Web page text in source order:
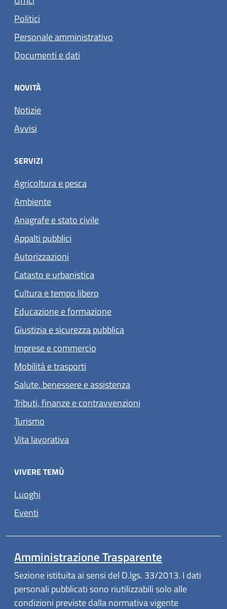
Politici
Personale amministrativo
Documenti e dati
NOVITÀ
Notizie
Avvisi
SERVIZI
Agricoltura e pesca
Ambiente
Anagrafe e stato civile
Appalti pubblici
Autorizzazioni
Catasto e urbanistica
Cultura e tempo libero
Educazione e formazione
Giustizia e sicurezza pubblica
Imprese e commercio
Mobilità e trasporti
Salute, benessere e assistenza
Tributi, finanze e contravvenzioni
Turismo
Vita lavorativa
VIVERE TEMÙ
Luoghi
Eventi
Amministrazione Trasparente
Sezione istituita ai sensi del D.lgs. 33/2013. I dati
personali pubblicati sono riutilizzabili solo alle
condizioni previste dalla normativa vigente